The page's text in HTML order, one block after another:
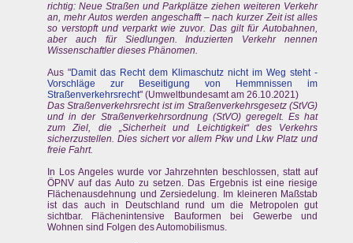
richtig: Neue Straßen und Parkplätze ziehen weiteren Verkehr
an, mehr Autos werden angeschafft – nach kurzer Zeit ist alles
so verstopft und verparkt wie zuvor. Das gilt für Autobahnen,
aber auch für Siedlungen. Induzierten Verkehr nennen
Wissenschaftler dieses Phänomen.
Aus "Damit das Recht dem Klimaschutz nicht im Weg steht -
Vorschläge zur Beseitigung von Hemmnissen im
Straßenverkehrsrecht" (Umweltbundesamt am 26.10.2021)
Das Straßenverkehrsrecht ist im Straßenverkehrsgesetz (StVG)
und in der Straßenverkehrsordnung (StVO) geregelt. Es hat
zum Ziel, die „Sicherheit und Leichtigkeit“ des Verkehrs
sicherzustellen. Dies sichert vor allem Pkw und Lkw Platz und
freie Fahrt.
In Los Angeles wurde vor Jahrzehnten beschlossen, statt auf
ÖPNV auf das Auto zu setzen. Das Ergebnis ist eine riesige
Flächenausdehnung und Zersiedelung. Im kleineren Maßstab
ist das auch in Deutschland rund um die Metropolen gut
sichtbar. Flächenintensive Bauformen bei Gewerbe und
Wohnen sind Folgen des Automobilismus.